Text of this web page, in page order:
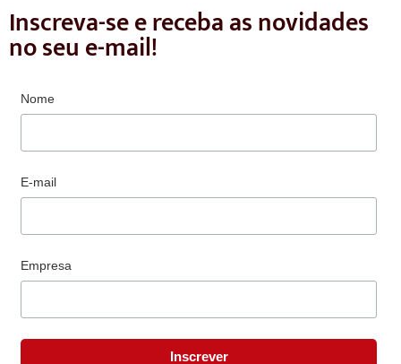
Inscreva-se e receba as novidades
no seu e-mail!
Nome
E-mail
Empresa